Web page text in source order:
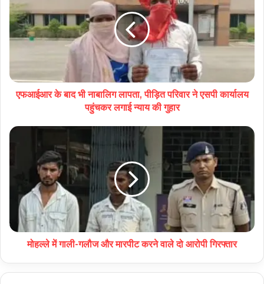
एफआईआर के बाद भी नाबालिग लापता, पीड़ित परिवार ने एसपी कार्यालय
पहुंचकर लगाई न्याय की गुहार
मोहल्ले में गाली-गलौज और मारपीट करने वाले दो आरोपी गिरफ्तार